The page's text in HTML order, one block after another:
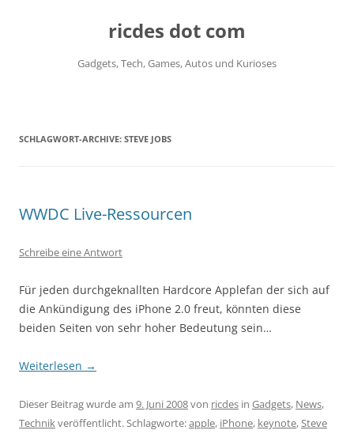
ricdes dot com
Gadgets, Tech, Games, Autos und Kurioses
SCHLAGWORT-ARCHIVE: STEVE JOBS
WWDC Live-Ressourcen
Schreibe eine Antwort
Für jeden durchgeknallten Hardcore Applefan der sich auf
die Ankündigung des iPhone 2.0 freut, könnten diese
beiden Seiten von sehr hoher Bedeutung sein…
Weiterlesen →
Dieser Beitrag wurde am 9. Juni 2008von ricdes in Gadgets, News,
Technikveröffentlicht. Schlagworte:apple, iPhone, keynote,Steve